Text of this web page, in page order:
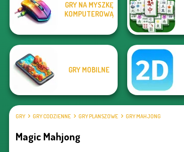
Pixel Christmas
Happy Boss Pull
Pin
Xmas Mahjong
Trio Solitaire
GRY NA MYSZKĘ
KOMPUTEROWĄ
GRY MOBILNE
GRY GRY CODZIENNE GRY PLANSZOWE GRY MAHJONG
Magic Mahjong